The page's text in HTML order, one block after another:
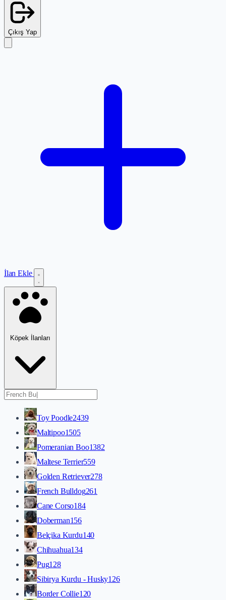
Çıkış Yap
İlan Ekle
Köpek İlanları
Toy Poodle2439
Maltipoo1505
Pomeranian Boo1382
Maltese Terrier559
Golden Retriever278
French Bulldog261
Cane Corso184
Doberman156
Belçika Kurdu140
Chihuahua134
Pug128
Sibirya Kurdu - Husky126
Border Collie120